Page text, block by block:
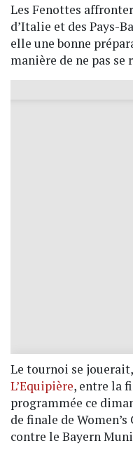
Les Fenottes
d’Italie et des Pays-
elle une bonne
manière de ne pas se
Le tournoi se
L’Equipière, entre la
programmée ce
de finale de
contre le Bayern